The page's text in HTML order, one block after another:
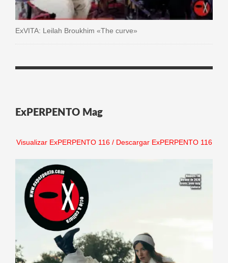
ExVITA: Leilah Broukhim «The curve»
ExPERPENTO Mag
Visualizar ExPERPENTO 116/ Descargar ExPERPENTO 116